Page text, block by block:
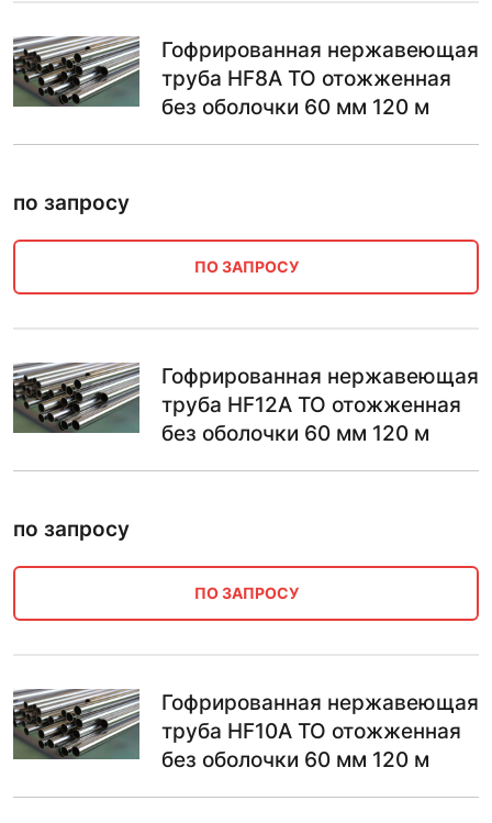
Гофрированная нержавеющая
труба HF8A ТО отожженная
без оболочки 60 мм 120 м
по запросу
ПО ЗАПРОСУ
Гофрированная нержавеющая
труба HF12A ТО отожженная
без оболочки 60 мм 120 м
по запросу
ПО ЗАПРОСУ
Гофрированная нержавеющая
труба HF10A ТО отожженная
без оболочки 60 мм 120 м